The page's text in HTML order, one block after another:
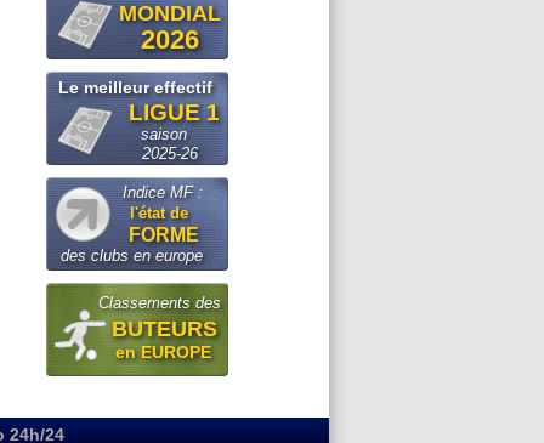
MONDIAL
2026
Le meilleur effectif
LIGUE 1
saison
2025-26
Indice MF :
l'état de
FORME
des clubs en europe
Classements des
BUTEURS
en EUROPE
24h/24